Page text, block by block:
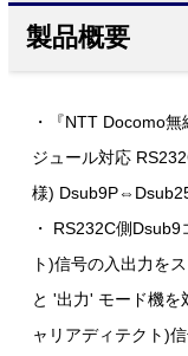
製品概要
・『NTT Docomo
ジュール対応
様)
・ RS232C側
ト)信号の入出力を
と '出力' モード機を
ャリアディテクト)